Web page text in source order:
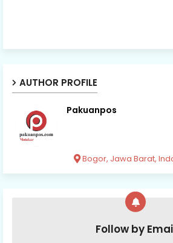
AUTHOR PROFILE
Pakuanpos
Bogor, Jawa Barat,
Follow by